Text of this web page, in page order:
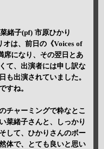
緒子(pf) 市原ひかり
は、前日の《Voices of
席になり、その翌日とあ
て、出演者には申し訳な
も出演されていました。
すね。
チャーミングで粋なとこ
菜緒子さんと、しっかり
して、ひかりさんのボー
体で、とても良いと思い